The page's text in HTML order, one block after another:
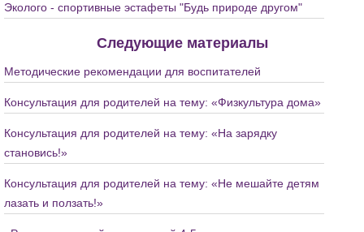
Эколого - спортивные эстафеты "Будь природе другом"
Следующие материалы
Методические рекомендации для воспитателей
Консультация для родителей на тему: «Физкультура дома»
Консультация для родителей на тему: «На зарядку
становись!»
Консультация для родителей на тему: «Не мешайте детям
лазать и ползать!»